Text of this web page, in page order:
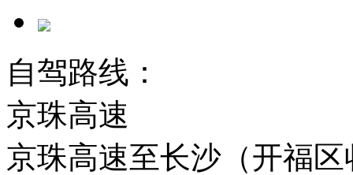
自驾路线：
京珠高速
京珠高速至长沙（开福